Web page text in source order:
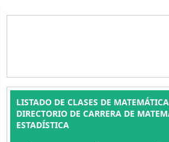
LISTADO DE CLASES DE
DIRECTORIO DE CARRERA DE
ESTADÍSTICA